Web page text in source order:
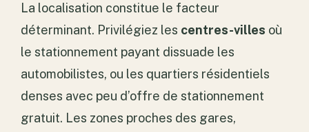
La localisation constitue le facteur
déterminant. Privilégiez les centres-villes où
le stationnement payant dissuade les
automobilistes, ou les quartiers résidentiels
denses avec peu d’offre de stationnement
gratuit. Les zones proches des gares,